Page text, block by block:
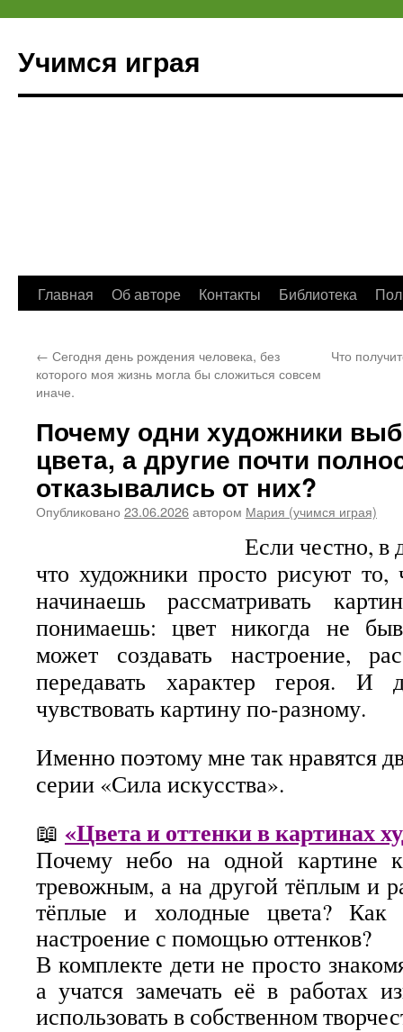
Учимся играя
Перейти
содержимому
Главная Об авторе Контакты Библиотека
← Сегодня день рождения человека, без
которого моя жизнь могла бы сложиться совсем
иначе.
Что
Почему одни художники
цвета, а другие почти
отказывались от них?
Опубликовано 23.06.2026автором Мария (учимся играя)
Если честно, в
что художники просто рисуют
начинаешь рассматривать
понимаешь: цвет никогда не
может создавать настроение,
передавать характер героя. И
чувствовать картину по-разному.
Именно поэтому мне так нравятся
серии «Сила искусства».
📖 «Цвета и оттенки в картинах
Почему небо на одной картине
тревожным, а на другой тёплым и
тёплые и холодные цвета? Как
настроение с помощью оттенков?
В комплекте дети не просто
а учатся замечать её в работах
использовать в собственном